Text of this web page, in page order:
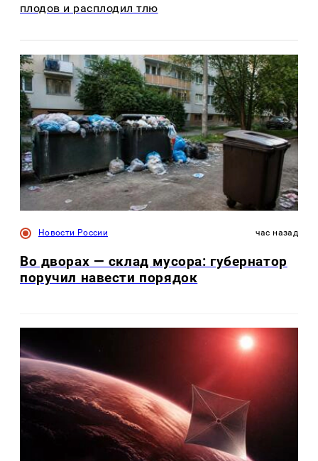
плодов и расплодил тлю
Новости России час назад
Во дворах — склад мусора: губернатор
поручил навести порядок